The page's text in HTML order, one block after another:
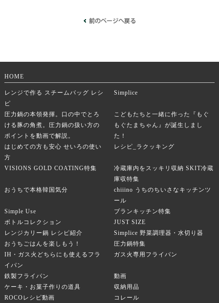
HOME
レンジで作る スチームバッグ レシ
ピ
Simplice
圧力鍋の本領発揮。口の中でとろ
ける豚の角煮。圧力鍋の扱い方の
ポイントを動画で解説。
こどもたちと一緒に作った『もぐ
もぐたまちゃん』が誕生しまし
た！
はじめての方も安心 せいろの使い
方
レシピ_ラクッキング
VISIONS GOLD COATING特集
冷蔵庫内をスッキリ収納 SKIT冷蔵
庫収特集
おうちで本格韓国気分
chiiino うちのちいさなキッチンツ
ール
Simple Use
ブランキッチン特集
ボトルコレクション
JUST SIZE
レンジカリー鍋 レシピ紹介
Simplice 野菜調理器・水切り器
おうちごはんを楽しもう！
圧力鍋特集
IH・ガス火どちらにも使えるフラ
イパン
ガス火専用フライパン
鉄製フライパン
動画
ケーキ・お菓子作りの道具
収納用品
ROCOレシピ動画
コレール